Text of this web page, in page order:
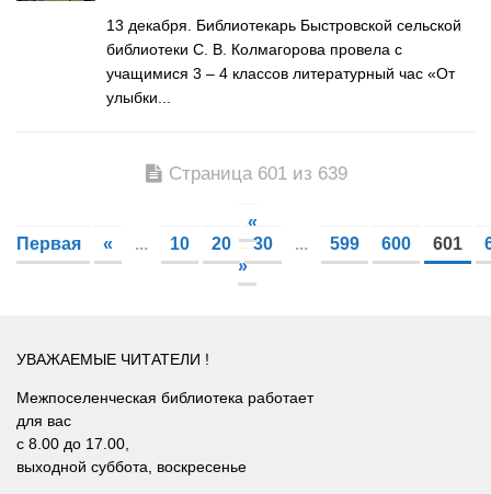
13 декабря. Библиотекарь Быстровской сельской
библиотеки С. В. Колмагорова провела с
учащимися 3 – 4 классов литературный час «От
улыбки...
Страница 601 из 639
«
Первая
« ... 10 20 30 ... 599 600 601
»
УВАЖАЕМЫЕ ЧИТАТЕЛИ !
Межпоселенческая библиотека работает
для вас
с 8.00 до 17.00,
выходной суббота, воскресенье